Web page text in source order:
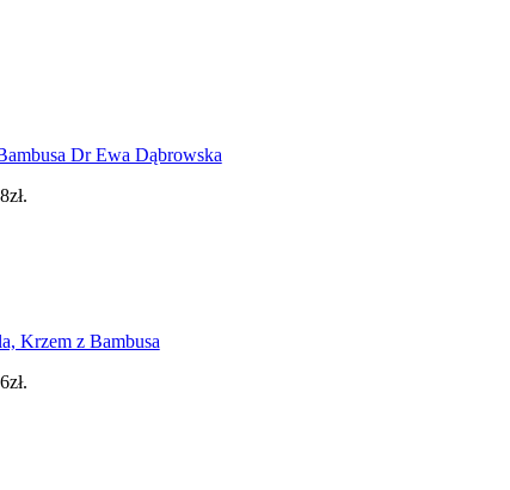
Dr Ewa Dąbrowska
Krzem z Bambusa